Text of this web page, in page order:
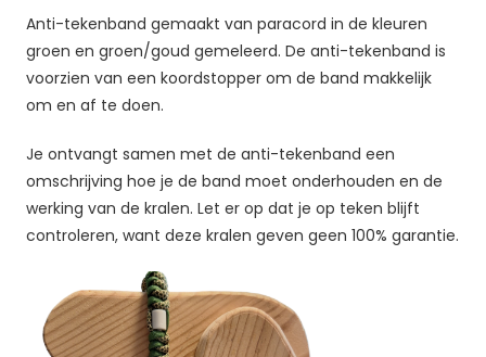
Anti-tekenband gemaakt van paracord in de kleuren
groen en groen/goud gemeleerd. De anti-tekenband is
voorzien van een koordstopper om de band makkelijk
om en af te doen.
Je ontvangt samen met de anti-tekenband een
omschrijving hoe je de band moet onderhouden en de
werking van de kralen. Let er op dat je op teken blijft
controleren, want deze kralen geven geen 100% garantie.